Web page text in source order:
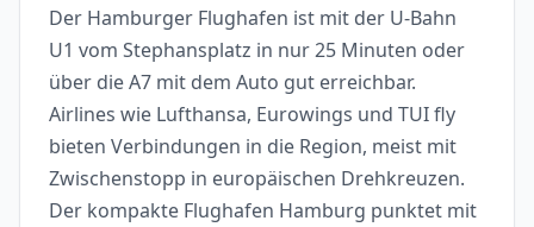
Der Hamburger Flughafen ist mit der U-Bahn
U1 vom Stephansplatz in nur 25 Minuten oder
über die A7 mit dem Auto gut erreichbar.
Airlines wie Lufthansa, Eurowings und TUI fly
bieten Verbindungen in die Region, meist mit
Zwischenstopp in europäischen Drehkreuzen.
Der kompakte Flughafen Hamburg punktet mit